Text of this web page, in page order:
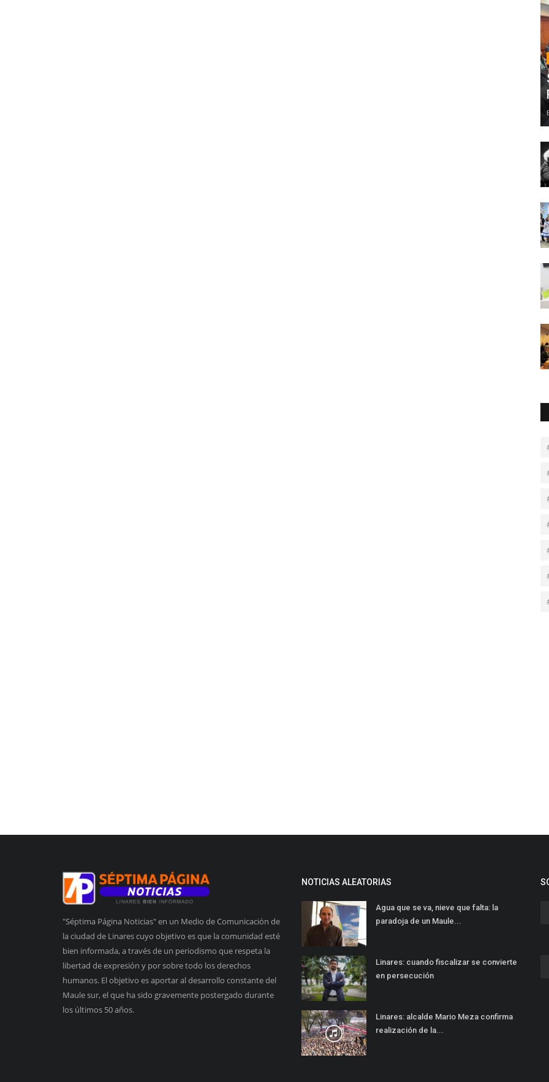
"Séptima Página Noticias" en un Medio de Comunicación de
la ciudad de Linares cuyo objetivo es que la comunidad esté
bien informada, a través de un periodismo que respeta la
libertad de expresión y por sobre todo los derechos
humanos. El objetivo es aportar al desarrollo constante del
Maule sur, el que ha sido gravemente postergado durante
los últimos 50 años.
NOTICIAS ALEATORIAS
Agua que se va, nieve que falta: la
paradoja de un Maule...
Linares: cuando fiscalizar se convierte
en persecución
Linares: alcalde Mario Meza confirma
realización de la...